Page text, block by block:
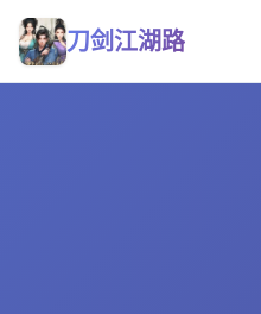
刀剑江湖路